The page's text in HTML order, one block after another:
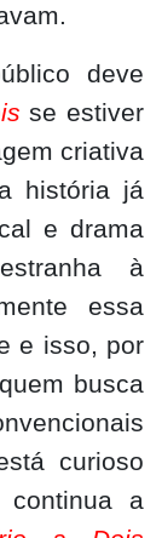
deve
se estiver
criativa
história já
e drama
à
essa
e isso, por
busca
curioso
continua a